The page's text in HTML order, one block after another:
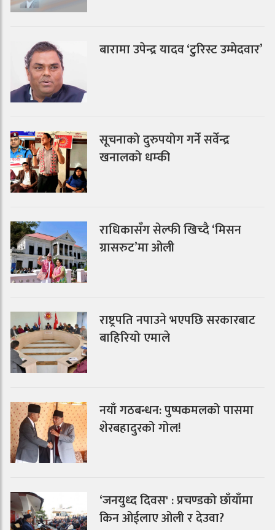
बारामा उपेन्द्र यादव ‘टुरिस्ट उम्मेदवार’
सूचनाको दुरुपयोग गर्ने सर्वेन्द्र
खनालको धम्की
राधिकासँग सेल्फी खिच्दै ‘मिसन
ग्रासरुट’मा ओली
राष्ट्रपति नपाउने भएपछि सरकारबाट
बाहिरियो एमाले
नयाँ गठबन्धन: पुष्पकमलको पासमा
शेरबहादुरको गोल!
‘जनयुध्द दिवस' : प्रचण्डको छाँयाँमा
किन ओईलाए ओली र देउवा?